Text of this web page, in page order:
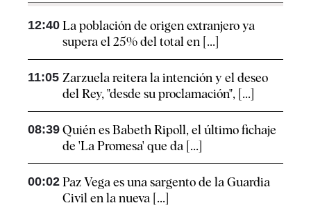
12:40 La población de origen extranjero ya
supera el 25% del total en [...]
11:05 Zarzuela reitera la intención y el deseo
del Rey, "desde su proclamación", [...]
08:39 Quién es Babeth Ripoll, el último fichaje
de 'La Promesa' que da [...]
00:02 Paz Vega es una sargento de la Guardia
Civil en la nueva [...]